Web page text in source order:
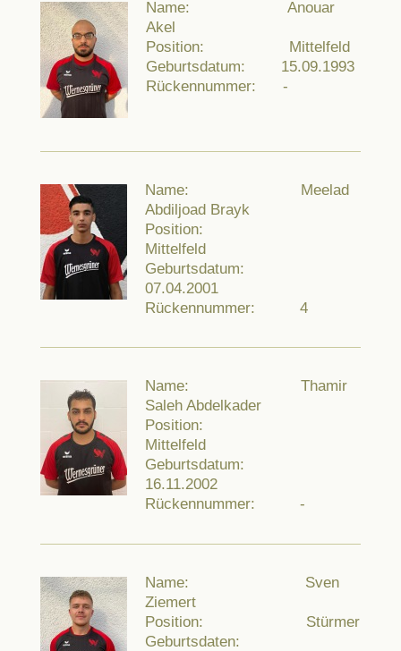
Name: Anouar
Akel
Position: Mittelfeld
Geburtsdatum: 15.09.1993
Rückennummer: -
Name: Meelad
Abdiljoad Brayk
Position:
Mittelfeld
Geburtsdatum:
07.04.2001
Rückennummer: 4
Name: Thamir
Saleh Abdelkader
Position:
Mittelfeld
Geburtsdatum:
16.11.2002
Rückennummer: -
Name: Sven
Ziemert
Position: Stürmer
Geburtsdaten: